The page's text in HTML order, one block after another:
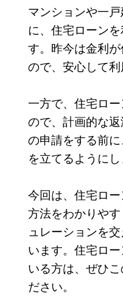
マンションや一
に、住宅ローン
す。昨今は金利
ので、安心して利
一方で、住宅ロ
ので、計画的な
の申請をする前
を立てるようにし
今回は、住宅ロ
方法をわかりや
ュレーションを
います。住宅ロ
いる方は、ぜひ
ださい。